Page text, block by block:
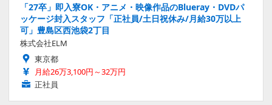
「27卒」即入寮OK・アニメ・映像作品のBlueray・DVDパ
ッケージ封入スタッフ「正社員/土日祝休み/月給30万以上
可」豊島区西池袋2丁目
株式会社ELM
東京都
月給26万3,100円～32万円
正社員